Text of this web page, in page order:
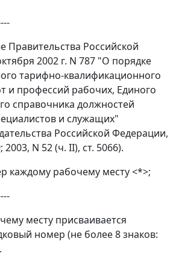
Правительства Российской
2002 г. N 787 "О порядке
тарифно-квалификационного
и профессий рабочих, Единого
справочника должностей
и служащих"
Российской Федерации,
2003, N 52 (ч. II), ст. 5066).
каждому рабочему месту <*>;
месту присваивается
номер (не более 8 знаков: